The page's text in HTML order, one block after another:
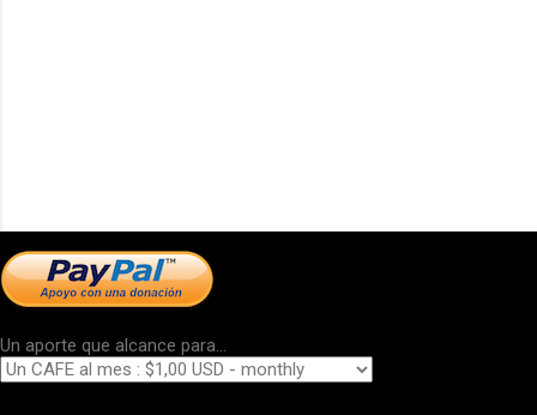
Un aporte que alcance para...